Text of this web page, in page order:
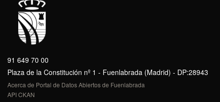
91 649 70 00
Plaza de la Constitución nº 1 - Fuenlabrada (Madrid) - DP:28943
Acerca de Portal de Datos Abiertos de Fuenlabrada
API CKAN